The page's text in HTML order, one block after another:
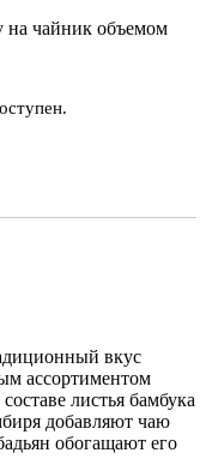
на чайник объемом
вкус
ассортиментом
листья бамбука
добавляют чаю
обогащают его